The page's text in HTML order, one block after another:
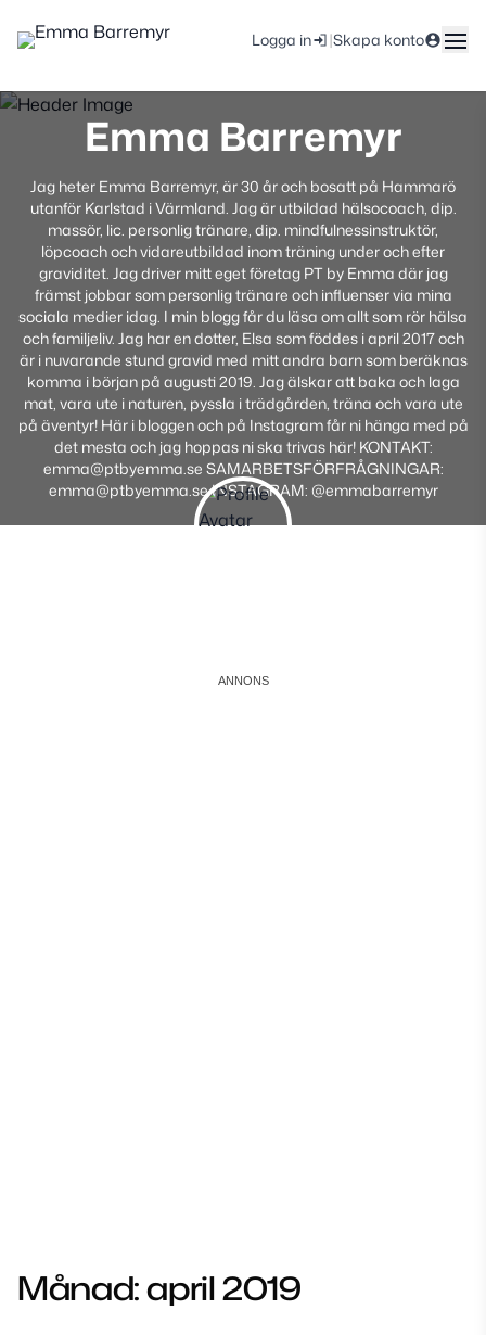
Logga in |Skapa konto
Emma Barremyr
Jag heter Emma Barremyr, är 30 år och bosatt på Hammarö
utanför Karlstad i Värmland. Jag är utbildad hälsocoach, dip.
massör, lic. personlig tränare, dip. mindfulnessinstruktör,
löpcoach och vidareutbildad inom träning under och efter
graviditet. Jag driver mitt eget företag PT by Emma där jag
främst jobbar som personlig tränare och influenser via mina
sociala medier idag. I min blogg får du läsa om allt som rör hälsa
och familjeliv. Jag har en dotter, Elsa som föddes i april 2017 och
är i nuvarande stund gravid med mitt andra barn som beräknas
komma i början på augusti 2019. Jag älskar att baka och laga
mat, vara ute i naturen, pyssla i trädgården, träna och vara ute
på äventyr! Här i bloggen och på Instagram får ni hänga med på
det mesta och jag hoppas ni ska trivas här! KONTAKT:
emma@ptbyemma.se SAMARBETSFÖRFRÅGNINGAR:
emma@ptbyemma.se INSTAGRAM: @emmabarremyr
Månad:april 2019